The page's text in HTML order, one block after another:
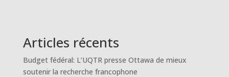
Articles récents
Budget fédéral: L’UQTR presse Ottawa de mieux
soutenir la recherche francophone